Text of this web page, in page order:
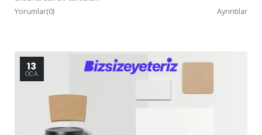
Yorumlar(0) Ayrıntılar
13
OCA